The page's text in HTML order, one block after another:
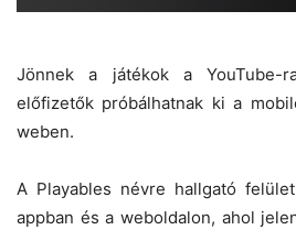
Jönnek a játékok a YouTube-
előfizetők próbálhatnak ki a
weben.
A Playables névre hallgató
appban és a weboldalon, ahol